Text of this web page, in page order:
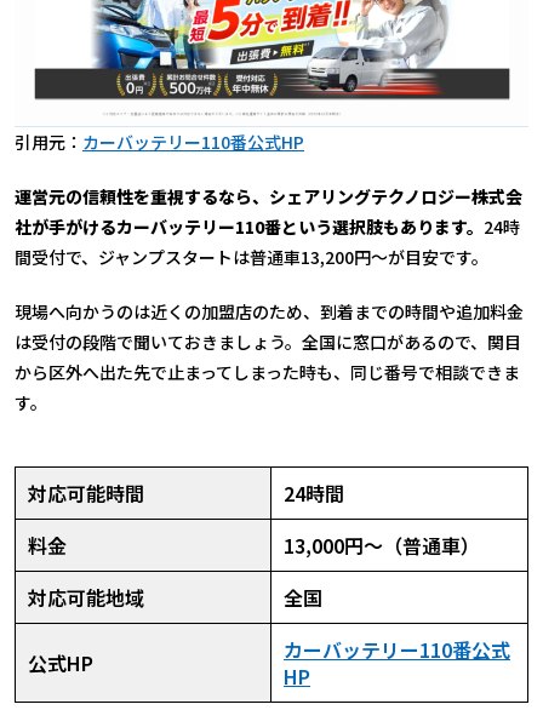
引用元： カーバッテリー110番公式HP
運営元の信頼性を重視するなら、シェアリングテクノロジー株式会
社が手がけるカーバッテリー110番という選択肢もあります。 24時
間受付で、ジャンプスタートは普通車13,200円〜が目安です。
現場へ向かうのは近くの加盟店のため、到着までの時間や追加料金
は受付の段階で聞いておきましょう。全国に窓口があるので、関目
から区外へ出た先で止まってしまった時も、同じ番号で相談できま
す。
対応可能時間
24時間
料金
13,000円〜（普通車）
対応可能地域
全国
公式HP
カーバッテリー110番公式
HP